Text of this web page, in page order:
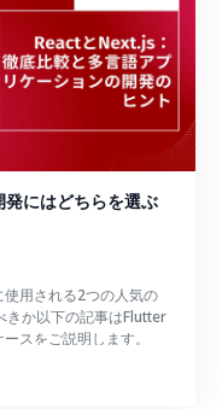
にはどちらを選ぶ
用される2つの人気の
きか以下の記事はFlutter
スをご説明します。